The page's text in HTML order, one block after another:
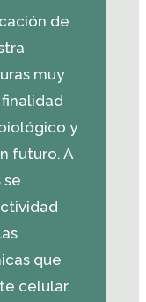
de
muy
y
futuro. A
se
que
celular.